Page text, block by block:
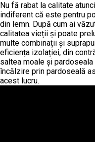
Nu fă rabat la calitate
indiferent că este pentru
din lemn. După cum ai
calitatea vieții și poate
multe combinații și
eficiența izolației, din
saltea moale și
încălzire prin pardoseală
acest lucru.